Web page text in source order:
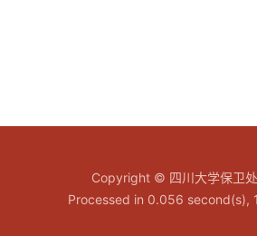
Copyright © 四川大学保卫
Processed in 0.056 second(s),